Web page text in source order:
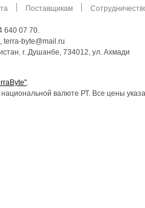
Поставщикам
640 07 70.
terra-byte@mail.ru
, г. Душанбе, 734012, ул. Ахмади
.
валюте РТ. Все цены